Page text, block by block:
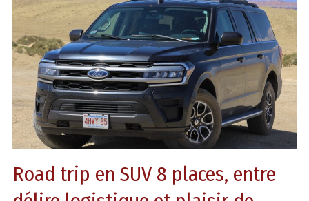
Road trip en SUV 8 places, entre
places,
entre
délire
logistique
plaisir
de
vivre